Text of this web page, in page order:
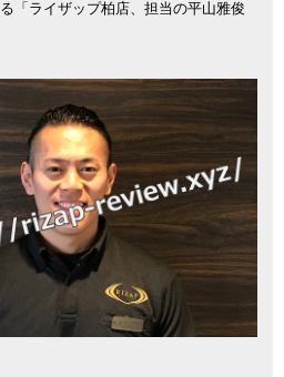
「ライザップ柏店、担当の平山雅俊